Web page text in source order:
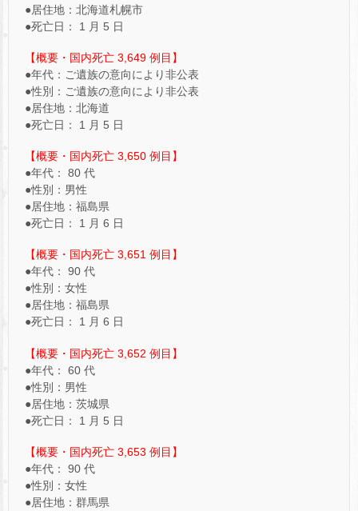
●居住地：北海道札幌市
●死亡日： 1 月 5 日
【概要・国内死亡 3,649 例目】
●年代：ご遺族の意向により非公表
●性別：ご遺族の意向により非公表
●居住地：北海道
●死亡日： 1 月 5 日
【概要・国内死亡 3,650 例目】
●年代： 80 代
●性別：男性
●居住地：福島県
●死亡日： 1 月 6 日
【概要・国内死亡 3,651 例目】
●年代： 90 代
●性別：女性
●居住地：福島県
●死亡日： 1 月 6 日
【概要・国内死亡 3,652 例目】
●年代： 60 代
●性別：男性
●居住地：茨城県
●死亡日： 1 月 5 日
【概要・国内死亡 3,653 例目】
●年代： 90 代
●性別：女性
●居住地：群馬県